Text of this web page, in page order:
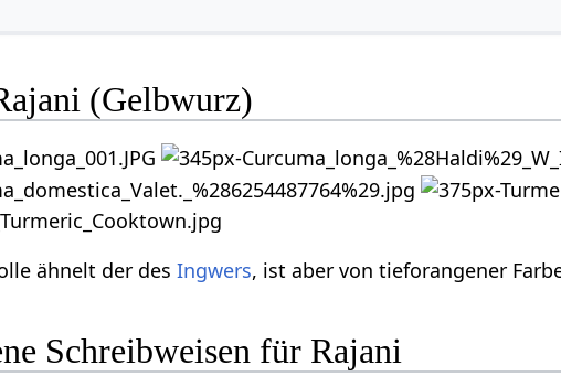
(Gelbwurz)
ähnelt der desIngwers, ist aber von tieforangener
Schreibweisen für Rajani